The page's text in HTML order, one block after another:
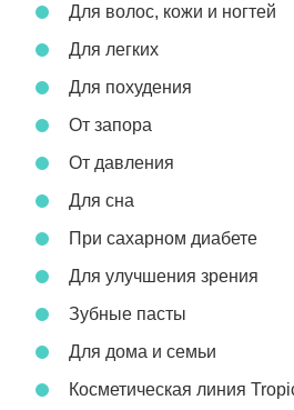
Для волос, кожи и ногтей
Для легких
Для похудения
От запора
От давления
Для сна
При сахарном диабете
Для улучшения зрения
Зубные пасты
Для дома и семьи
Косметическая линия